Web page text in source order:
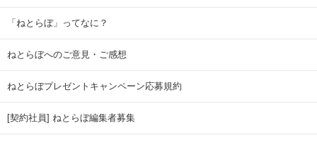
「ねとらぼ」ってなに？
ねとらぼへのご意見・ご感想
ねとらぼプレゼントキャンペーン応募規約
[契約社員] ねとらぼ編集者募集